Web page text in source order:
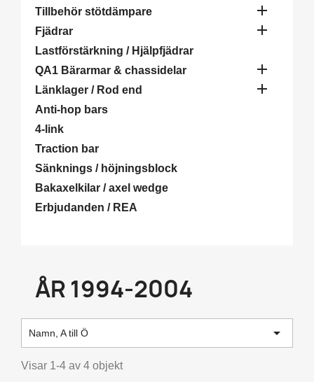
Tillbehör stötdämpare 
Fjädrar 
Lastförstärkning / Hjälpfjädrar
QA1 Bärarmar & chassidelar

Länklager / Rod end 
Anti-hop bars
4-link
Traction bar
Sänknings / höjningsblock
Bakaxelkilar / axel wedge
Erbjudanden / REA
ÅR 1994-2004
Namn, A till Ö 
Visar 1-4 av 4 objekt